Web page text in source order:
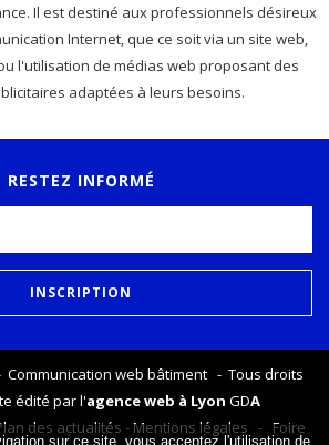
Il est destiné aux professionnels désireux
Internet, que ce soit via un site web,
l'utilisation de médias web proposant des
adaptées à leurs besoins.
RESTEZ INFORMÉ
Communication web bâtiment - Tous droits
édité par l'agence web à Lyon GDA
des actualités -Mentions légales - Foire
sur ce site, vous acceptez l'utilisation de